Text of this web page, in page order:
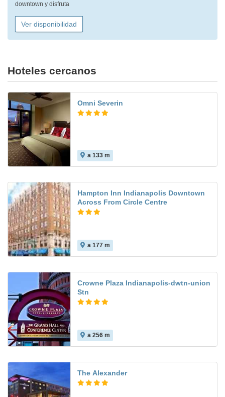
downtown y disfruta
Ver disponibilidad
Hoteles cercanos
Omni Severin
a 133 m
Hampton Inn Indianapolis Downtown
Across From Circle Centre
a 177 m
Crowne Plaza Indianapolis-dwtn-union
Stn
a 256 m
The Alexander